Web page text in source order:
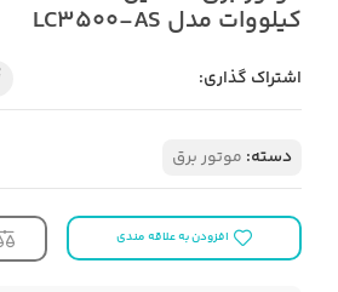
کیلووات مدل LC3500-AS
اشتراک گذاری:
دسته: موتور برق
افزودن به علاقه مندی